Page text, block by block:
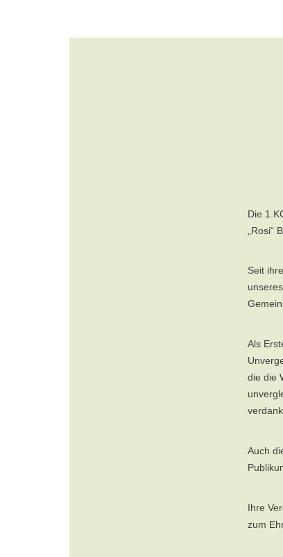
Die
Seit
Als
die die
Auch
Ihre
zum